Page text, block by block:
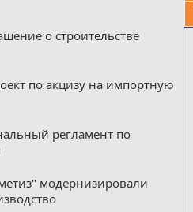
о строительстве
по акцизу на импортную
регламент по
модернизировали